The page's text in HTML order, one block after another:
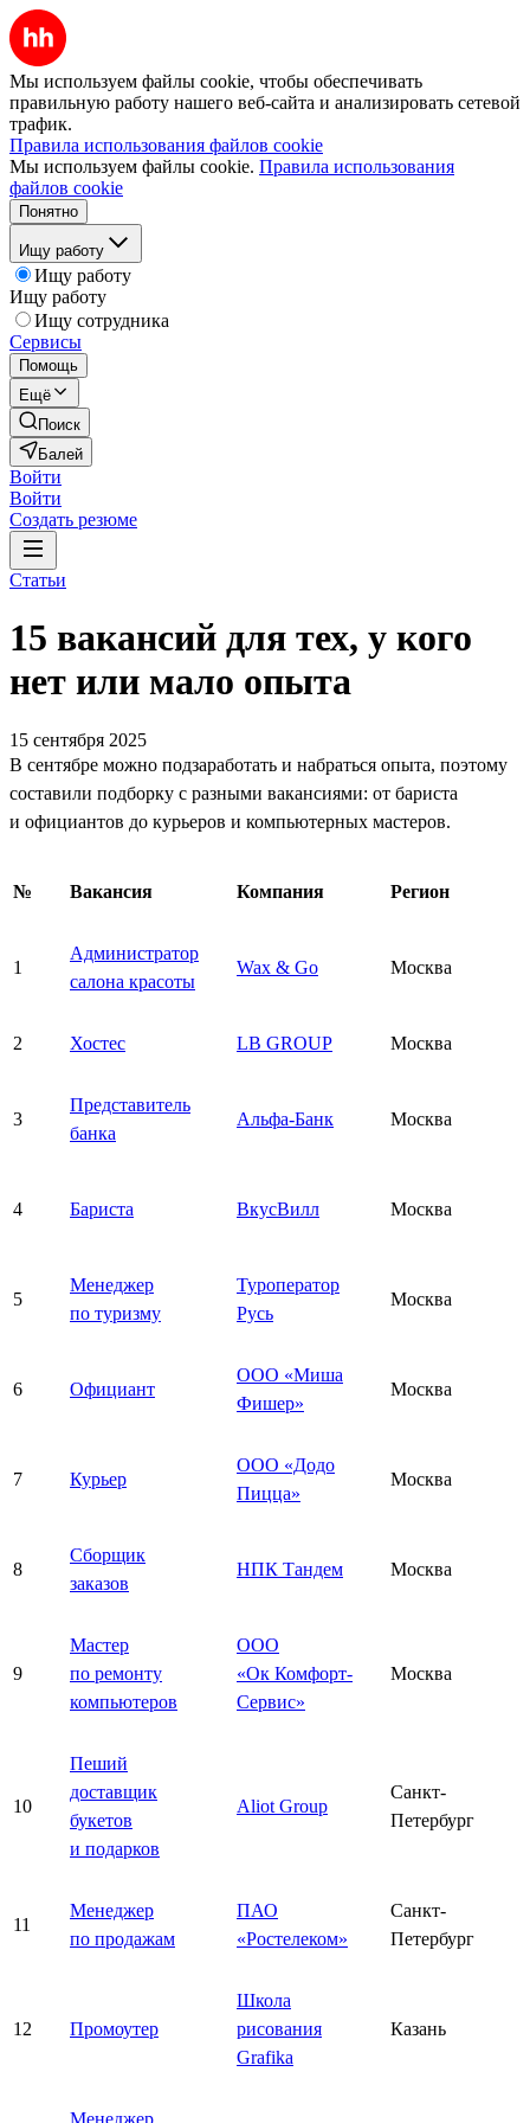
Мы используем файлы cookie, чтобы обеспечивать
правильную работу нашего веб-сайта и анализировать сетевой
трафик.
Правила использования файлов cookie
Мы используем файлы cookie. Правила использования
файлов cookie
Понятно
Ищу работу
Ищу работу
Ищу работу
Ищу сотрудника
Сервисы
Помощь
Ещё
Поиск
Балей
Войти
Войти
Создать резюме
Статьи
15 вакансий для тех, у кого
нет или мало опыта
15 сентября 2025
В сентябре можно подзаработать и набраться опыта, поэтому
составили подборку с разными вакансиями: от бариста
и официантов до курьеров и компьютерных мастеров.
№ Вакансия Компания Регион
1
Администратор
салона красоты
Wax & Go Москва
2 Хостес LB GROUP Москва
3
Представитель
банка
Альфа-Банк Москва
4 Бариста ВкусВилл Москва
5
Менеджер
по туризму
Туроператор
Русь
Москва
6 Официант
ООО «Миша
Фишер»
Москва
7 Курьер
ООО «Додо
Пицца»
Москва
8
Сборщик
заказов
НПК Тандем Москва
9
Мастер
по ремонту
компьютеров
ООО
«Ок Комфорт-
Сервис»
Москва
10
Пеший
доставщик
букетов
и подарков
Aliot Group
Санкт-
Петербург
11
Менеджер
по продажам
ПАО
«Ростелеком»
Санкт-
Петербург
12 Промоутер
Школа
рисования
Grafika
Казань
Менеджер